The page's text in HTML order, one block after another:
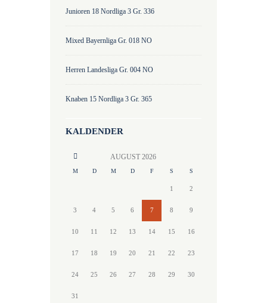
Junioren 18 Nordliga 3 Gr. 336
Mixed Bayernliga Gr. 018 NO
Herren Landesliga Gr. 004 NO
Knaben 15 Nordliga 3 Gr. 365
KALDENDER
AUGUST 2026
M D M D F S S
1 2
3 4 5 6 7 8 9
10 11 12 13 14 15 16
17 18 19 20 21 22 23
24 25 26 27 28 29 30
31